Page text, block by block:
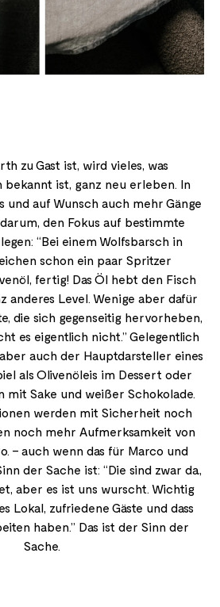
zu Gast ist, wird vieles, was
ist, ganz neu erleben. In
und auf Wunsch auch mehr Gänge
den Fokus auf bestimmte
“Bei einem Wolfsbarsch in
schon ein paar Spritzer
fertig! Das Öl hebt den Fisch
anderes Level. Wenige aber dafür
die sich gegenseitig hervorheben,
es eigentlich nicht.” Gelegentlich
auch der Hauptdarsteller eines
als Olivenöleis im Dessert oder
mit Sake und weißer Schokolade.
werden mit Sicherheit noch
noch mehr Aufmerksamkeit von
– auch wenn das für Marco und
der Sache ist: “Die sind zwar da,
aber es ist uns wurscht. Wichtig
Lokal, zufriedene Gäste und dass
haben.” Das ist der Sinn der
Sache.